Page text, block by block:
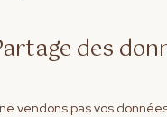
des
vendons pas vos